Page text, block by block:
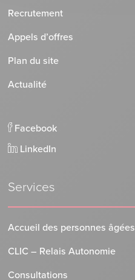
Recrutement
Appels d’offres
Plan du site
Actualité
Facebook
LinkedIn
Services
Accueil des personnes âgées
CLIC – Relais Autonomie
Consultations